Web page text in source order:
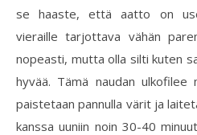
se haaste, että aatto on
vieraille tarjottava vähän
nopeasti, mutta olla silti kuten
hyvää. Tämä naudan ulkofilee
paistetaan pannulla värit ja
kanssa uuniin noin 30-40